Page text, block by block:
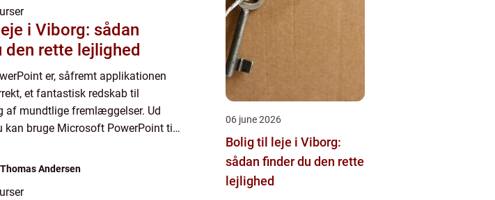
i Viborg: sådan
den rette lejlighed
er, såfremt applikationen
et fantastisk redskab til
af mundtlige fremlæggelser. Ud
kan bruge Microsoft PowerPoint til
Thomas Andersen
06 june 2026
Bolig til leje i Viborg:
sådan finder du den rette
lejlighed